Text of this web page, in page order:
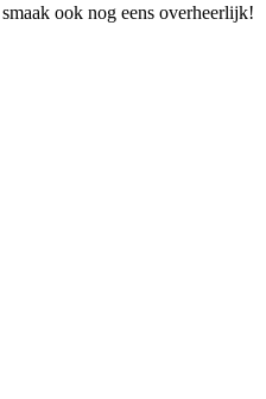
ook nog eens overheerlijk!